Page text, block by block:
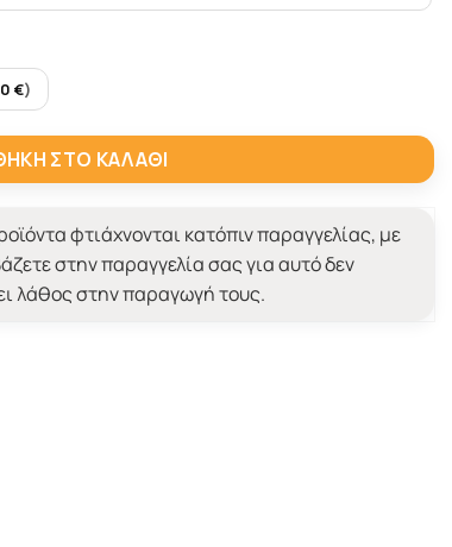
ποσότητα
€)
ΣΤΟ ΚΑΛΆΘΙ
φτιάχνονται κατόπιν παραγγελίας, με
στην παραγγελία σας για αυτό δεν
λάθος στην παραγωγή τους.